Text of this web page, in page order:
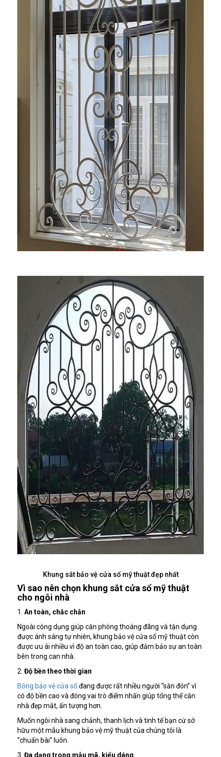
Khung sắt bảo vệ cửa sổ mỹ thuật đẹp nhất
Vì sao nên chọn khung sắt cửa sổ mỹ thuật
cho ngôi nhà
1. An toàn, chắc chắn
Ngoài công dụng giúp căn phòng thoáng đãng và tận dụng
được ánh sáng tự nhiên, khung bảo vệ cửa sổ mỹ thuật còn
được ưu ái nhiều vì độ an toàn cao, giúp đảm bảo sự an toàn
bên trong can nhà.
2. Độ bền theo thời gian
Bông bảo vệ cửa sổđang được rất nhiều người “săn đón” vì
có độ bền cao và đóng vai trò điểm nhấn giúp tổng thể căn
nhà đẹp mắt, ấn tượng hơn.
Muốn ngôi nhà sang chảnh, thanh lịch và tinh tế bạn cứ sở
hữu một mẫu khung bảo vệ mỹ thuật của chúng tôi là
“chuẩn bài” luôn.
3. Đa dạng trong mẫu mã, kiểu dáng